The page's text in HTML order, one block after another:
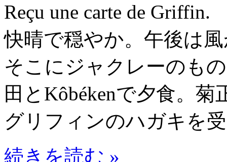
Reçu une carte de
快晴で穏やか。午後は
そこにジャクレーのも
田とKôbékenで夕食。
グリフィンのハガキを
続きを読む »